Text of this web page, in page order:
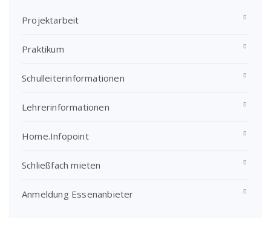
Projektarbeit
Praktikum
Schulleiterinformationen
Lehrerinformationen
Home.Infopoint
Schließfach mieten
Anmeldung Essenanbieter